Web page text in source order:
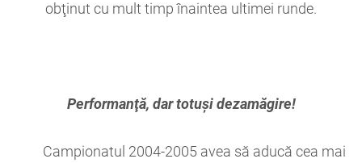
obţinut cu mult timp înaintea ultimei runde.
Performanţă, dar totuşi dezamăgire!
Campionatul 2004-2005 avea să aducă cea mai